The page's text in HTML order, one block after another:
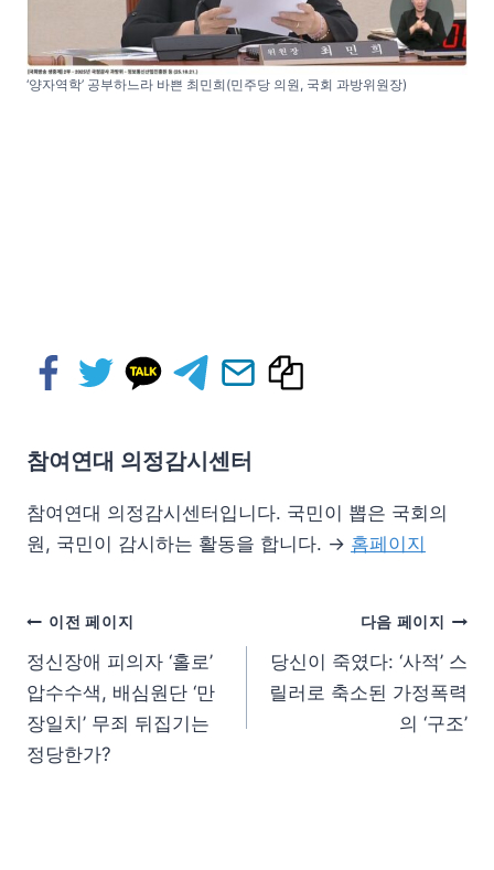
‘양자역학’ 공부하느라 바쁜 최민희(민주당 의원, 국회 과방위원장)
참여연대 의정감시센터
참여연대 의정감시센터입니다. 국민이 뽑은 국회의
원, 국민이 감시하는 활동을 합니다. → 홈페이지
이전 페이지
정신장애 피의자 ‘홀로’
압수수색, 배심원단 ‘만
장일치’ 무죄 뒤집기는
정당한가?
다음 페이지
당신이 죽였다: ‘사적’ 스
릴러로 축소된 가정폭력
의 ‘구조’